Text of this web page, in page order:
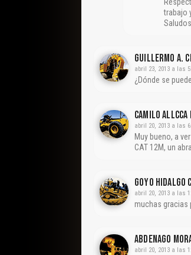
trabajo
Guillermo A.
abril 23, 2013 a las
¿Dónde se
Camilo Allcca
abril 20, 2013 a las
Muy bueno, a
CAT 12M, un
Goyo Hidalgo
abril 20, 2013 a las
muchas gracias
Abdenago
abril 20, 2013 a las